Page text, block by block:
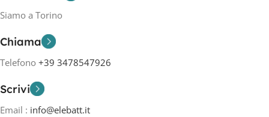
Siamo a Torino
Chiama
Telefono +39 3478547926
Scrivi
Email : info@elebatt.it